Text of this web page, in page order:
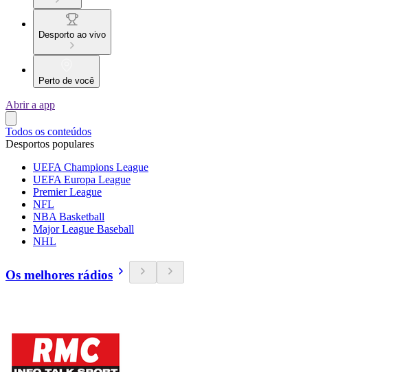
Desporto ao vivo
Perto de você
Abrir a app
Todos os conteúdos
Desportos populares
UEFA Champions League
UEFA Europa League
Premier League
NFL
NBA Basketball
Major League Baseball
NHL
Os melhores rádios